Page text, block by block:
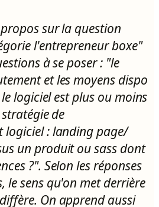
sur la question
l'entrepreneur boxe"
à se poser : "le
et les moyens dispo
logiciel est plus ou moins
de
logiciel : landing page/
un produit ou sass dont
?". Selon les réponses
le sens qu'on met derrière
On apprend aussi